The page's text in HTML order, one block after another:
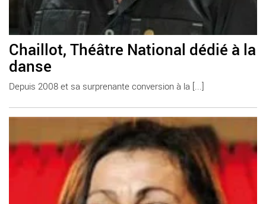
Chaillot, Théâtre National dédié à la
danse
Depuis 2008 et sa surprenante conversion à la [...]